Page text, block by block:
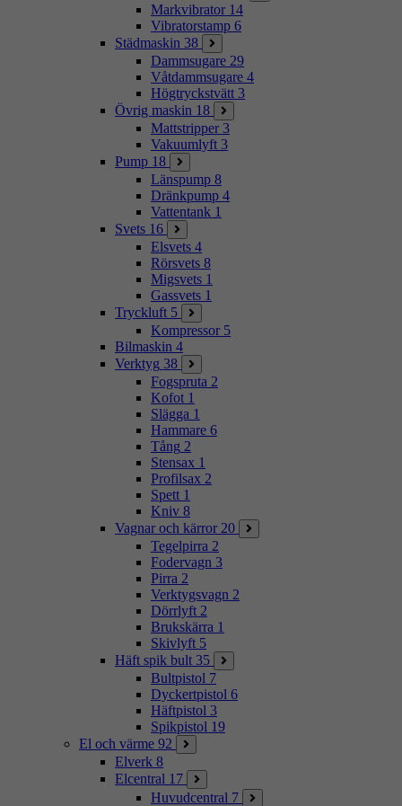
Markvibrator 14
Vibratorstamp 6
Städmaskin 38
Dammsugare 29
Våtdammsugare 4
Högtryckstvätt 3
Övrig maskin 18
Mattstripper 3
Vakuumlyft 3
Pump 18
Länspump 8
Dränkpump 4
Vattentank 1
Svets 16
Elsvets 4
Rörsvets 8
Migsvets 1
Gassvets 1
Tryckluft 5
Kompressor 5
Bilmaskin 4
Verktyg 38
Fogspruta 2
Kofot 1
Slägga 1
Hammare 6
Tång 2
Stensax 1
Profilsax 2
Spett 1
Kniv 8
Vagnar och kärror 20
Tegelpirra 2
Fodervagn 3
Pirra 2
Verktygsvagn 2
Dörrlyft 2
Brukskärra 1
Skivlyft 5
Häft spik bult 35
Bultpistol 7
Dyckertpistol 6
Häftpistol 3
Spikpistol 19
El och värme 92
Elverk 8
Elcentral 17
Huvudcentral 7